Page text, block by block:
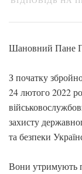
Шановний Пане
З початку
24 лютого 2022
захисту
та безпеки
Вони утримують